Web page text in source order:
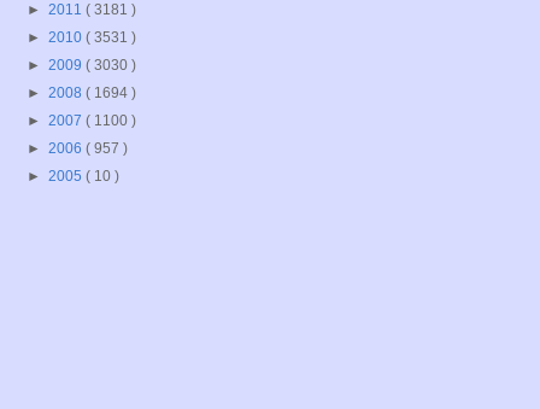
► 2011 ( 3181 )
► 2010 ( 3531 )
► 2009 ( 3030 )
► 2008 ( 1694 )
► 2007 ( 1100 )
► 2006 ( 957 )
► 2005 ( 10 )